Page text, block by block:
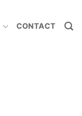
CONTACT